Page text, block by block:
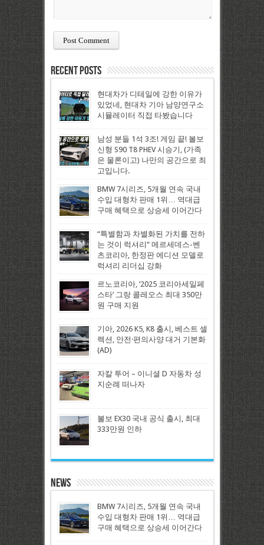
Recent Posts
현대차가 디테일에 강한 이유가
있었네, 현대차 기아 남양연구소
시뮬레이터 직접 타봤습니다
남성 분들 1석 3조! 게임 끝! 볼보
신형 S90 T8 PHEV 시승기, (가족
은 물론이고) 나만의 공간으로 최
고입니다.
BMW 7시리즈, 5개월 연속 국내
수입 대형차 판매 1위… 역대급
구매 혜택으로 상승세 이어간다
“특별함과 차별화된 가치를 전하
는 것이 럭셔리” 메르세데스-벤
츠코리아, 한정판 에디션 모델로
럭셔리 리더십 강화
르노코리아, ‘2025 코리아세일페
스타’ 그랑 콜레오스 최대 350만
원 구매 지원
기아, 2026 K5, K8 출시, 베스트 셀
렉션, 안전·편의사양 대거 기본화
(AD)
자칼 투어 – 이니셜 D 자동차 성
지순례 떠나자
볼보 EX30 국내 공식 출시, 최대
333만원 인하
News
BMW 7시리즈, 5개월 연속 국내
수입 대형차 판매 1위… 역대급
구매 혜택으로 상승세 이어간다